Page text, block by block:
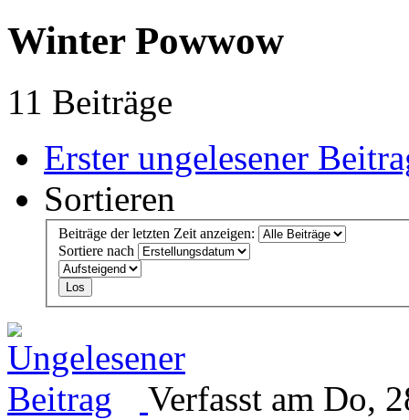
Winter Powwow
11 Beiträge
Erster ungelesener
Sortieren
Beiträge der letzten Zeit anzeigen:
Sortiere nach
Verfasst am Do,